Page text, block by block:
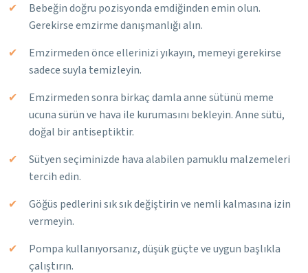
Bebeğin doğru pozisyonda emdiğinden emin olun.
Gerekirse emzirme danışmanlığı alın.
Emzirmeden önce ellerinizi yıkayın, memeyi gerekirse
sadece suyla temizleyin.
Emzirmeden sonra birkaç damla anne sütünü meme
ucuna sürün ve hava ile kurumasını bekleyin. Anne sütü,
doğal bir antiseptiktir.
Sütyen seçiminizde hava alabilen pamuklu malzemeleri
tercih edin.
Göğüs pedlerini sık sık değiştirin ve nemli kalmasına izin
vermeyin.
Pompa kullanıyorsanız, düşük güçte ve uygun başlıkla
çalıştırın.